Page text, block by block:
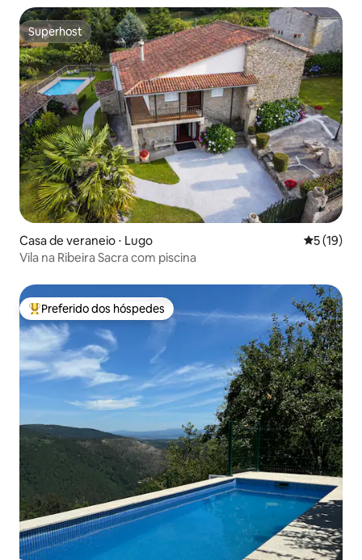
Superhost
Superhost
Casa de veraneio ⋅ Lugo 5 de uma
5 (19)
Vila na Ribeira Sacra com piscina
Entre os melhores preferidos dos hóspedes
Preferido dos hóspedes